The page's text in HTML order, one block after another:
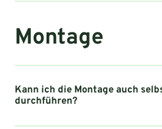
Montage
Kann ich die Montage auch
durchführen?